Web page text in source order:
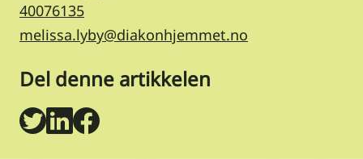
40076135
melissa.lyby@diakonhjemmet.no
Del denne artikkelen
TwitterLinkedIn
Facebook